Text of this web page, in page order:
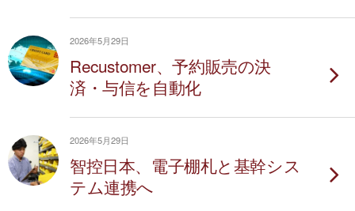
2026年5月29日
Recustomer、予約販売の決
済・与信を自動化
2026年5月29日
智控日本、電子棚札と基幹シス
テム連携へ